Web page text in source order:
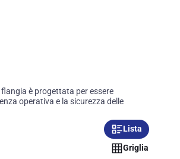
è progettata per essere
operativa e la sicurezza delle
Lista
Griglia